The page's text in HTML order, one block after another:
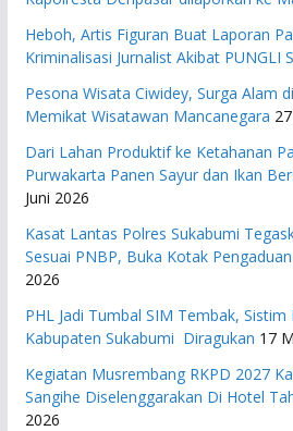
Heboh, Artis Figuran Buat Laporan
Kriminalisasi Jurnalist Akibat PUNGLI
Pesona Wisata Ciwidey, Surga Alam
Memikat Wisatawan Mancanegara
Dari Lahan Produktif ke Ketahanan
Purwakarta Panen Sayur dan Ikan
Juni 2026
Kasat Lantas Polres Sukabumi
Sesuai PNBP, Buka Kotak
2026
PHL Jadi Tumbal SIM Tembak, Sistim
Kabupaten Sukabumi Diragukan 17
Kegiatan Musrembang RKPD 2027
Sangihe Diselenggarakan Di Hotel
2026